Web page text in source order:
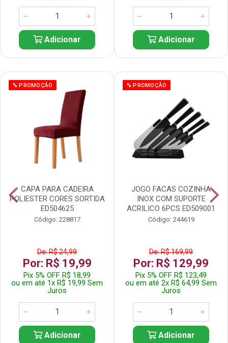
Adicionar Adicionar
% PROMOÇÃO
CAPA PARA CADEIRA
POLIESTER CORES SORTIDA
ED504625
Código: 228817
De: R$ 24,99
Por: R$ 19,99
Pix 5% OFF R$ 18,99
ou em até 1x R$ 19,99 Sem
Juros
Adicionar
% PROMOÇÃO
JOGO FACAS COZINHA
INOX COM SUPORTE
ACRILICO 6PCS ED509001
Código: 244619
De: R$ 169,99
Por: R$ 129,99
Pix 5% OFF R$ 123,49
ou em até 2x R$ 64,99 Sem
Juros
Adicionar